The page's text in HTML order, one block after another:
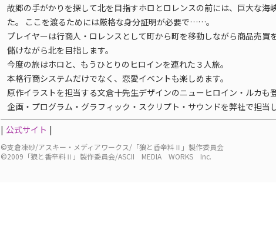
故郷の手がかりを探して北を目指すホロとロレンスの前には、巨大な海
た。 ここを渡るためには厳格な身分証明が必要で……。
プレイヤーは行商人・ロレンスとして町から町を移動しながら商品売買
儲けながら北を目指します。
今度の旅はホロと、もうひとりのヒロインを連れた３人旅。
本格行商システムだけでなく、恋愛イベントも楽しめます。
原作イラストを担当する文倉十先生デザインのニューヒロイン・ルカも
企画・プログラム・グラフィック・スクリプト・サウンドを弊社で担当
公式サイト
©支倉凍砂/アスキー・メディアワークス/「狼と香辛料Ⅱ」製作委員会
©2009「狼と香辛料Ⅱ」製作委員会/ASCII MEDIA WORKS Inc.